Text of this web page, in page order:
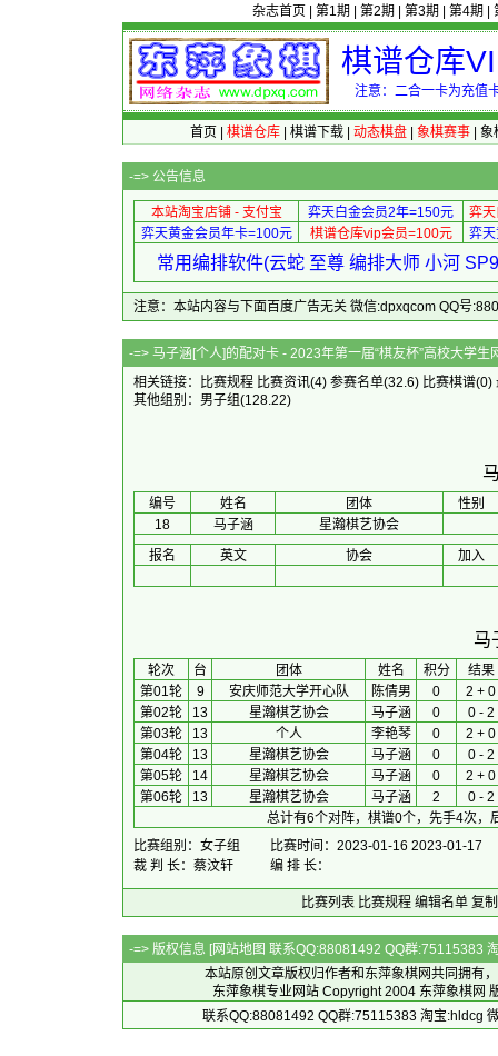
杂志首页 第1期 第2期 第3期 第4期
棋谱仓库
注意：二合一卡为充值
首页 棋谱仓库| 棋谱下载| 动态棋盘| 象棋赛事| 象
-=> 公告信息
本站淘宝店铺 - 支付宝 弈天白金会员2年=150元
弈
弈天黄金会员年卡=100元
棋谱仓库vip会员=100元 弈
常用编排软件(云蛇 至尊 编排大师 小河
注意：本站内容与下面百度广告无关 微信:dpxqcom QQ号
-=> 马子涵[个人]的配对卡 - 2023年第一届“棋友
相关链接：
比赛规程 比赛资讯(4) 参赛名单(32.6) 比赛棋谱(0)
其他组别： 男子组(128.22)
编号 姓名 团体
性别
18
马子涵
星瀚棋艺协会
报名
英文 协会 加入
马
轮次 台 团体 姓名 积分
结果
第01轮
9 安庆师范大学开心队 陈倩男 0
2 + 0
第02轮
13 星瀚棋艺协会 马子涵 0
0 - 2
第03轮
13 个人 李艳琴 0
2 + 0
第04轮
13 星瀚棋艺协会 马子涵 0
0 - 2
第05轮
14 星瀚棋艺协会 马子涵 0
2 + 0
第06轮
13 星瀚棋艺协会 马子涵 2
0 - 2
总计有6个对阵，棋谱0个，先手4次，
比赛组别：女子组
比赛时间：2023-01-16 2023-01-17
裁 判 长：蔡汶轩
编 排 长：
比赛列表 比赛规程 编辑名单 复
-=> 版权信息 [网站地图 联系QQ:88081492 QQ群:75115383
本站原创文章版权归作者和 东萍象棋网共同拥有
东萍象棋专业网站 Copyright 2004 东萍象棋网
联系QQ:88081492 QQ群:75115383 淘宝:hldcg